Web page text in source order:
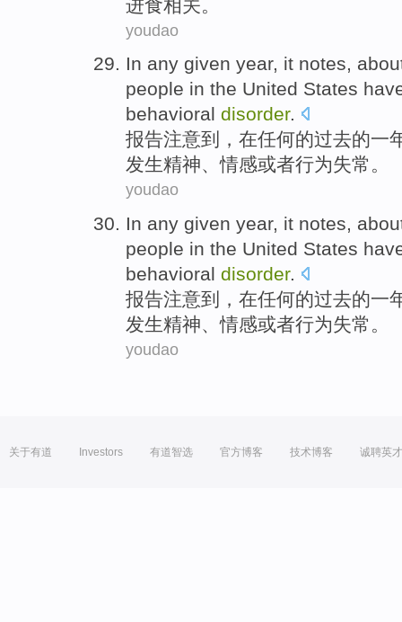
进食相关。
youdao
In any given year, it notes,
people in the United States
behavioral disorder.
报告注意到， 在任何的过去的一
发生精神、情感或者行为失常 。
youdao
In any given year, it notes,
people in the United States
behavioral disorder.
报告注意到， 在任何的过去的一
发生精神、情感或者行为失常 。
youdao
关于有道 Investors 有道智选 官方博客 技术博客 诚聘英才